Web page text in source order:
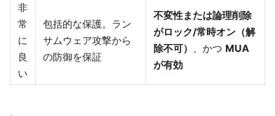
非
常
に
良
い
包括的な保護。ラン
サムウェア攻撃から
の防御を保証
不変性または論理削除
がロック/常時オン（解
除不可）
、かつ MUA
が有効